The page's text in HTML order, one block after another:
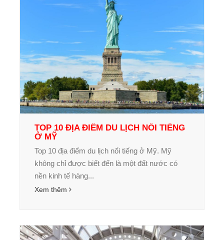
TOP 10 ĐỊA ĐIỂM DU LỊCH NỔI TIẾNG
Ở MỸ
Top 10 địa điểm du lịch nổi tiếng ở Mỹ. Mỹ
không chỉ được biết đến là một đất nước có
nền kinh tế hàng...
Xem thêm